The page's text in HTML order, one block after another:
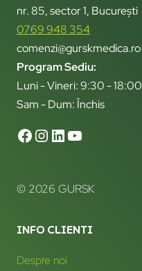
nr. 85, sector 1, București
0769 948 354
comenzi@gurskmedica.ro
Program Sediu:
Luni - Vineri: 9:30 - 18:00
Sam - Dum: Închis
© 2026 GURSK
INFO CLIENTI
Despre noi